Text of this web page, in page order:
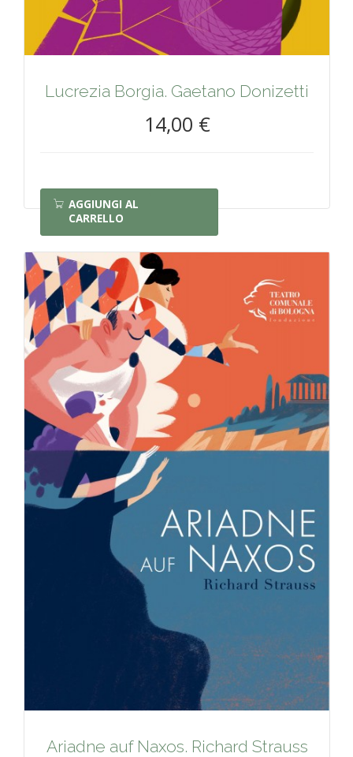
Lucrezia Borgia. Gaetano Donizetti
14,00 €
AGGIUNGI AL
CARRELLO
Ariadne auf Naxos. Richard Strauss